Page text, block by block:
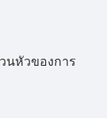
นหัวของการ